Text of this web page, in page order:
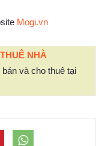
Mogi.vn
NHÀ
và cho thuê tại